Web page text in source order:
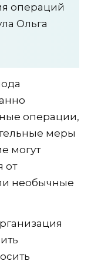
операций
Ольга
операции,
меры
могут
от
необычные